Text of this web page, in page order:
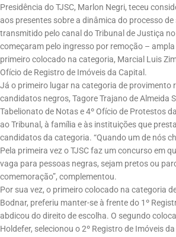
Presidência do TJSC, Marlon Negri, teceu
aos presentes sobre a dinâmica do processo de
transmitido pelo canal do Tribunal de Justiça
começaram pelo ingresso por remoção –
primeiro colocado na categoria, Marcial Luis
Ofício de Registro de Imóveis da Capital.
Já o primeiro lugar na categoria de provimento
candidatos negros, Tagore Trajano de Almeida
Tabelionato de Notas e 4º Ofício de Protestos
ao Tribunal, à família e às instituições que
candidatos da categoria. “Quando um de nós
Pela primeira vez o TJSC faz um concurso em
vaga para pessoas negras, sejam pretos ou
comemoração”, complementou.
Por sua vez, o primeiro colocado na categoria
Bodnar, preferiu manter-se à frente do 1º
abdicou do direito de escolha. O segundo
Holdefer, selecionou o 2º Registro de Imóveis